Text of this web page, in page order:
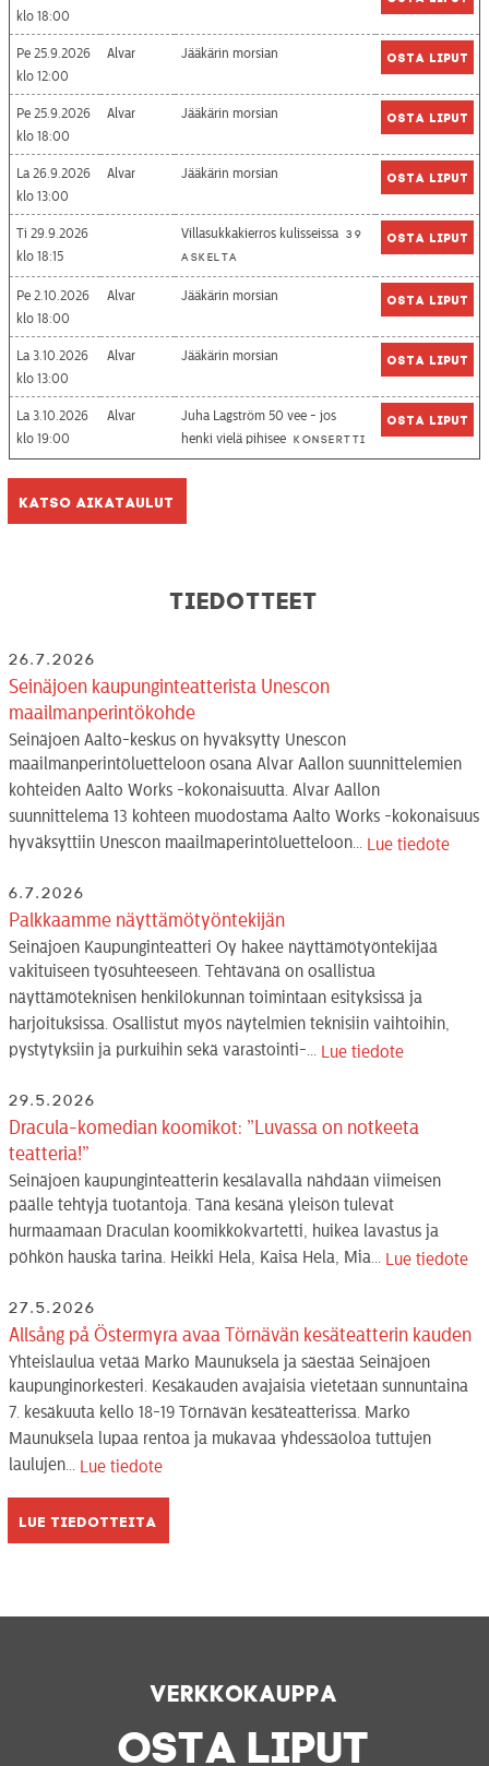
18:00
Pe 25.9.2026
12:00
Alvar Jääkärin morsian Osta liput
Pe 25.9.2026
18:00
Alvar Jääkärin morsian Osta liput
La 26.9.2026
13:00
Alvar Jääkärin morsian Osta liput
Ti 29.9.2026
18:15
Villasukkakierros kulisseissa 39
askelta
Osta liput
Pe 2.10.2026
18:00
Alvar Jääkärin morsian Osta liput
La 3.10.2026
13:00
Alvar Jääkärin morsian Osta liput
La 3.10.2026
19:00
Alvar
Juha Lagström 50 vee - jos
henki vielä pihisee Konsertti
Osta liput
Katso aikataulut
Tiedotteet
26.7.2026
Seinäjoen kaupunginteatterista Unescon
maailmanperintökohde
Seinäjoen Aalto-keskus on hyväksytty Unescon
maailmanperintöluetteloon osana Alvar Aallon suunnittelemien
kohteiden Aalto Works -kokonaisuutta. Alvar Aallon
suunnittelema 13 kohteen muodostama Aalto Works -kokonaisuus
hyväksyttiin Unescon maailmaperintöluetteloon...
Lue tiedote
6.7.2026
Palkkaamme näyttämötyöntekijän
Seinäjoen Kaupunginteatteri Oy hakee näyttämötyöntekijää
vakituiseen työsuhteeseen. Tehtävänä on osallistua
näyttämöteknisen henkilökunnan toimintaan esityksissä ja
harjoituksissa. Osallistut myös näytelmien teknisiin vaihtoihin,
pystytyksiin ja purkuihin sekä varastointi-...
Lue tiedote
29.5.2026
Dracula-komedian koomikot: ”Luvassa on notkeeta
teatteria!”
Seinäjoen kaupunginteatterin kesälavalla nähdään viimeisen
päälle tehtyjä tuotantoja. Tänä kesänä yleisön tulevat
hurmaamaan Draculan koomikkokvartetti, huikea lavastus ja
pöhkön hauska tarina. Heikki Hela, Kaisa Hela, Mia...
Lue tiedote
27.5.2026
Allsång på Östermyra avaa Törnävän kesäteatterin kauden
Yhteislaulua vetää Marko Maunuksela ja säestää Seinäjoen
kaupunginorkesteri. Kesäkauden avajaisia vietetään sunnuntaina
7. kesäkuuta kello 18-19 Törnävän kesäteatterissa. Marko
Maunuksela lupaa rentoa ja mukavaa yhdessäoloa tuttujen
laulujen...
Lue tiedote
Lue tiedotteita
Verkkokauppa
OSTA LIPUT